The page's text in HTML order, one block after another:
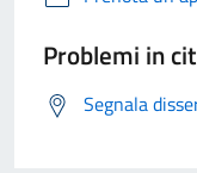
Problemi in
Segnala